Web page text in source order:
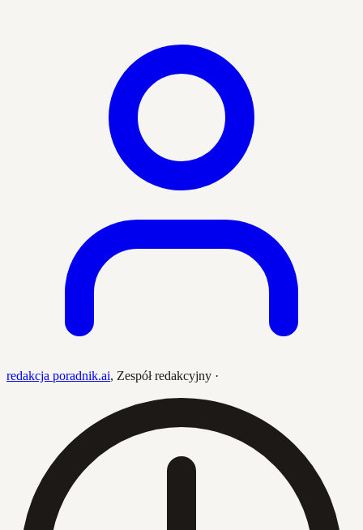
redakcja poradnik.ai, Zespół redakcyjny ·